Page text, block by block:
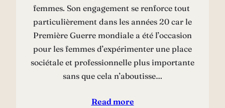
femmes. Son engagement se renforce tout
particulièrement dans les années 20 car le
Première Guerre mondiale a été l’occasion
pour les femmes d’expérimenter une place
sociétale et professionnelle plus importante
sans que cela n’aboutisse…
Read more